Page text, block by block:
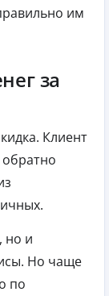
им
за
Клиент
но и
Но чаще
по